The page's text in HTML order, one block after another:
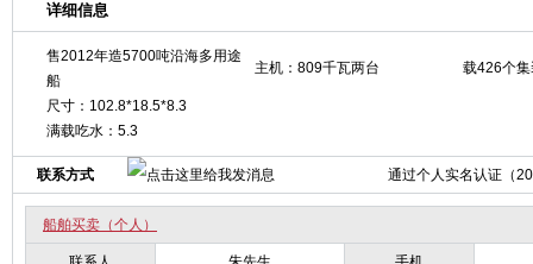
详细信息
售2012年造5700吨沿海多用途
船
主机：809千瓦两台 载426个
尺寸：102.8*18.5*8.3
满载吃水：5.3
联系方式 通过个人实名认证（
船舶买卖（个人）